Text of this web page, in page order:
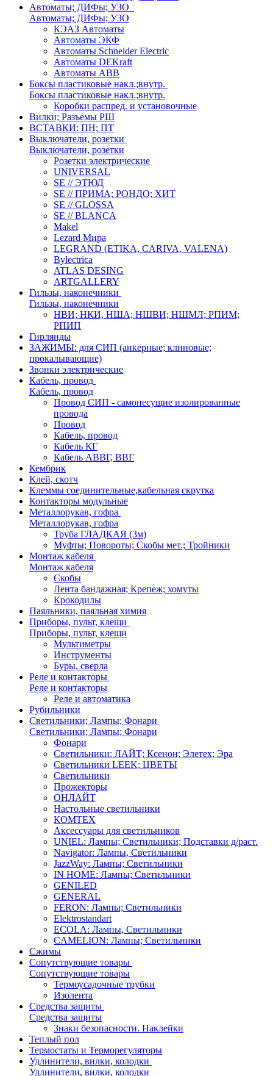
Автоматы; ДИФы; УЗО
Автоматы; ДИФы; УЗО
КЭАЗ Автоматы
Автоматы ЭКФ
Автоматы Schneider Electric
Автоматы DEKraft
Автоматы ABB
Боксы пластиковые накл.;внутр.
Боксы пластиковые накл.;внутр.
Коробки распред. и установочные
Вилки; Разъемы РШ
ВСТАВКИ: ПН; ПТ
Выключатели, розетки
Выключатели, розетки
Розетки электрические
UNIVERSAL
SE // ЭТЮД
SE // ПРИМА; РОНДО; ХИТ
SE // GLOSSA
SE // BLANCA
Makel
Lezard Мира
LEGRAND (ETIKA, CARIVA, VALENA)
Bylectrica
ATLAS DESING
ARTGALLERY
Гильзы, наконечники
Гильзы, наконечники
НВИ; НКИ, НША; НШВИ; НШМЛ; РПИМ;
РПИП
Гирлянды
ЗАЖИМЫ: для СИП (анкерные; клиновые;
прокалывающие)
Звонки электрические
Кабель, провод
Кабель, провод
Провод СИП - самонесущие изолированные
провода
Провод
Кабель, провод
Кабель КГ
Кабель АВВГ, ВВГ
Кембрик
Клей, скотч
Клеммы соединительные,кабельная скрутка
Контакторы модульные
Металлорукав, гофра
Металлорукав, гофра
Труба ГЛАДКАЯ (3м)
Муфты; Повороты; Скобы мет.; Тройники
Монтаж кабеля
Монтаж кабеля
Скобы
Лента бандажная; Крепеж; хомуты
Крокодилы
Паяльники, паяльная химия
Приборы, пульт, клещи
Приборы, пульт, клещи
Мультиметры
Инструменты
Буры, сверла
Реле и контакторы
Реле и контакторы
Реле и автоматика
Рубильники
Светильники; Лампы; Фонари
Светильники; Лампы; Фонари
Фонари
Светильники: ЛАЙТ; Ксенон; Элетех; Эра
Светильники LEEK; ЦВЕТЫ
Светильники
Прожекторы
ОНЛАЙТ
Настольные светильники
КОМТЕХ
Аксессуары для светильников
UNIEL: Лампы; Светильники; Подставки д/раст.
Navigator: Лампы, Светильники
JazzWay: Лампы; Светильники
IN HOME: Лампы; Светильники
GENILED
GENERAL
FERON: Лампы; Светильники
Elektrostandart
ECOLA: Лампы, Светильники
CAMELION: Лампы; Светильники
Сжимы
Сопутствующие товары
Сопутствующие товары
Термоусадочные трубки
Изолента
Средства защиты
Средства защиты
Знаки безопасности. Наклейки
Теплый пол
Термостаты и Терморегуляторы
Удлинители, вилки, колодки
Удлинители, вилки, колодки